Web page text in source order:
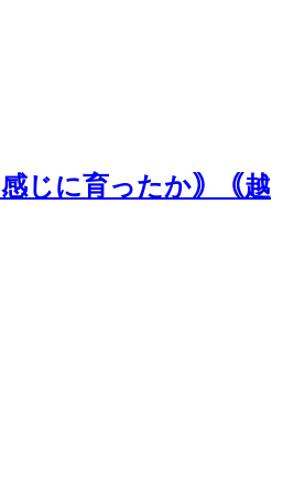
じに育ったか｠｟越